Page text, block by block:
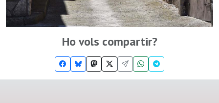
Ho vols compartir?